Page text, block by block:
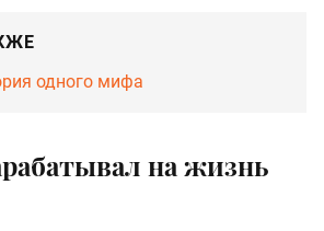
одного мифа
на жизнь